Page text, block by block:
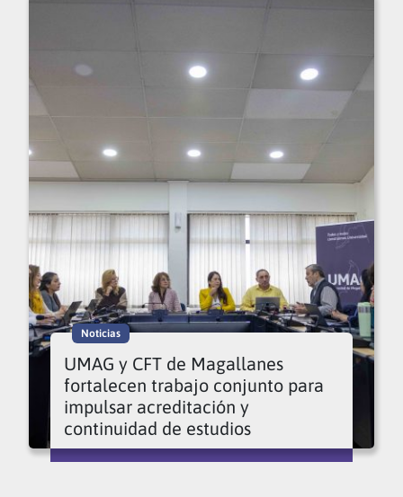
Noticias
UMAG y CFT de Magallanes
fortalecen trabajo conjunto para
impulsar acreditación y
continuidad de estudios